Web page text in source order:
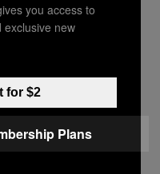
mujeres
donde
fotos en las
Un
aceptado
you access to
exclusive new
for $2
Plans